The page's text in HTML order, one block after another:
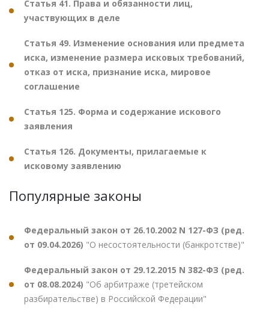
Статья 41. Права и обязанности лиц,
участвующих в деле
Статья 49. Изменение основания или предмета
иска, изменение размера исковых требований,
отказ от иска, признание иска, мировое
соглашение
Статья 125. Форма и содержание искового
заявления
Статья 126. Документы, прилагаемые к
исковому заявлению
Популярные законы
Федеральный закон от 26.10.2002 N 127-ФЗ (ред.
от 09.04.2026) "О несостоятельности (банкротстве)"
Федеральный закон от 29.12.2015 N 382-ФЗ (ред.
от 08.08.2024) "Об арбитраже (третейском
разбирательстве) в Российской Федерации"